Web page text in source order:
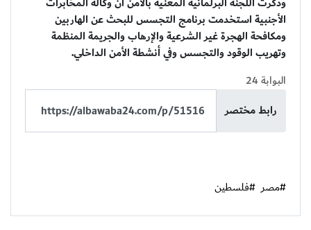
الأجنبية استخدمت برنامج التجسس للبحث عن الهاربين
ومكافحة الهجرة غير الشرعية والإرهاب والجريمة المنظمة
وتهريب الوقود والتجسس وفي أنشطة الأمن الداخلي.
البوابة 24
رابط مختصر
#مصر #فلسطين